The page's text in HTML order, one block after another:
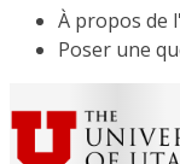
À propos de
Poser une